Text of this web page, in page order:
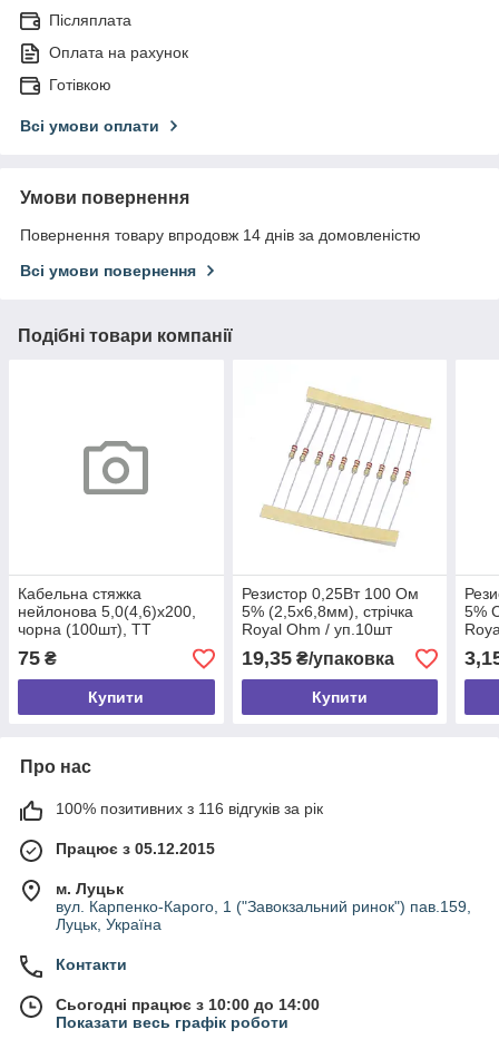
Післяплата
Оплата на рахунок
Готівкою
Всі умови оплати
Умови повернення
Повернення товару впродовж 14 днів за домовленістю
Всі умови повернення
Подібні товари компанії
Кабельна стяжка
нейлонова 5,0(4,6)х200,
чорна (100шт), TT
75 ₴
Купити
Резистор 0,25Вт 100 Ом
5% (2,5х6,8мм), стрічка
Royal Ohm / уп.10шт
19,35₴/упаковка
Купити
5%
Про нас
100% позитивних з 116 відгуків за рік
Працює з 05.12.2015
м. Луцьк
вул. Карпенко-Карого, 1 ("Завокзальний ринок") пав.159,
Луцьк, Україна
Контакти
Сьогодні працює з 10:00 до 14:00
Показати весь графік роботи